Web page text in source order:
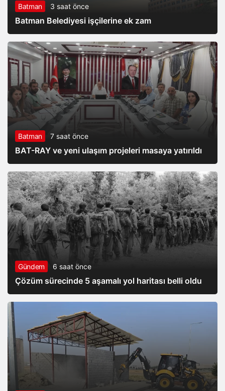
Batman 3 saat önce
Batman Belediyesi işçilerine ek zam
Batman 7 saat önce
BAT-RAY ve yeni ulaşım projeleri masaya yatırıldı
Gündem 6 saat önce
Çözüm sürecinde 5 aşamalı yol haritası belli oldu